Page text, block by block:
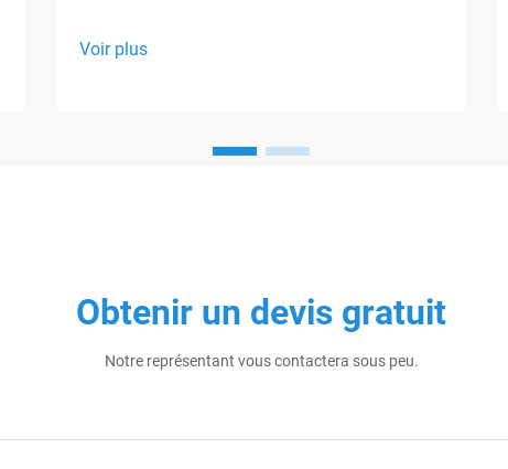
Voir plus
Obtenir un devis gratuit
Notre représentant vous contactera sous peu.